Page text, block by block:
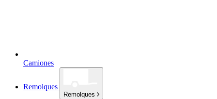
Camiones
Remolques
Remolques